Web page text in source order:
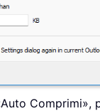
Comprimi»,